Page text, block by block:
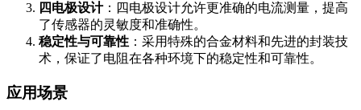
四电极设计：四电极设计允许更准确的电流测量，提高
了传感器的灵敏度和准确性。
稳定性与可靠性 ：采用特殊的合金材料和先进的封装技
术，保证了电阻在各种环境下的稳定性和可靠性。
应用场景